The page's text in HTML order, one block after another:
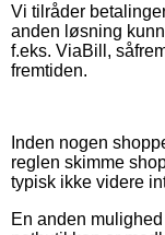
Vi tilråder
anden løsning
f.eks. ViaBill,
fremtiden.
Inden nogen
reglen skimme
typisk ikke videre
En anden